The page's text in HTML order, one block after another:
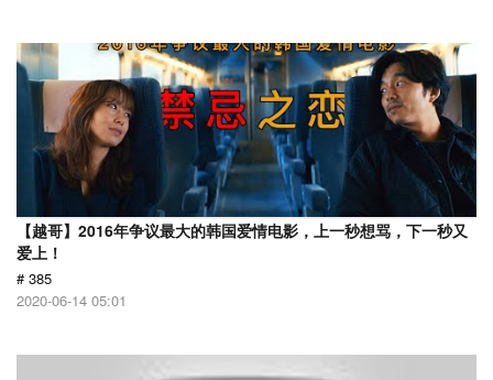
【越哥】2016年争议最大的韩国爱情电影，上一秒想骂，下一秒又
爱上！
# 385
2020-06-14 05:01